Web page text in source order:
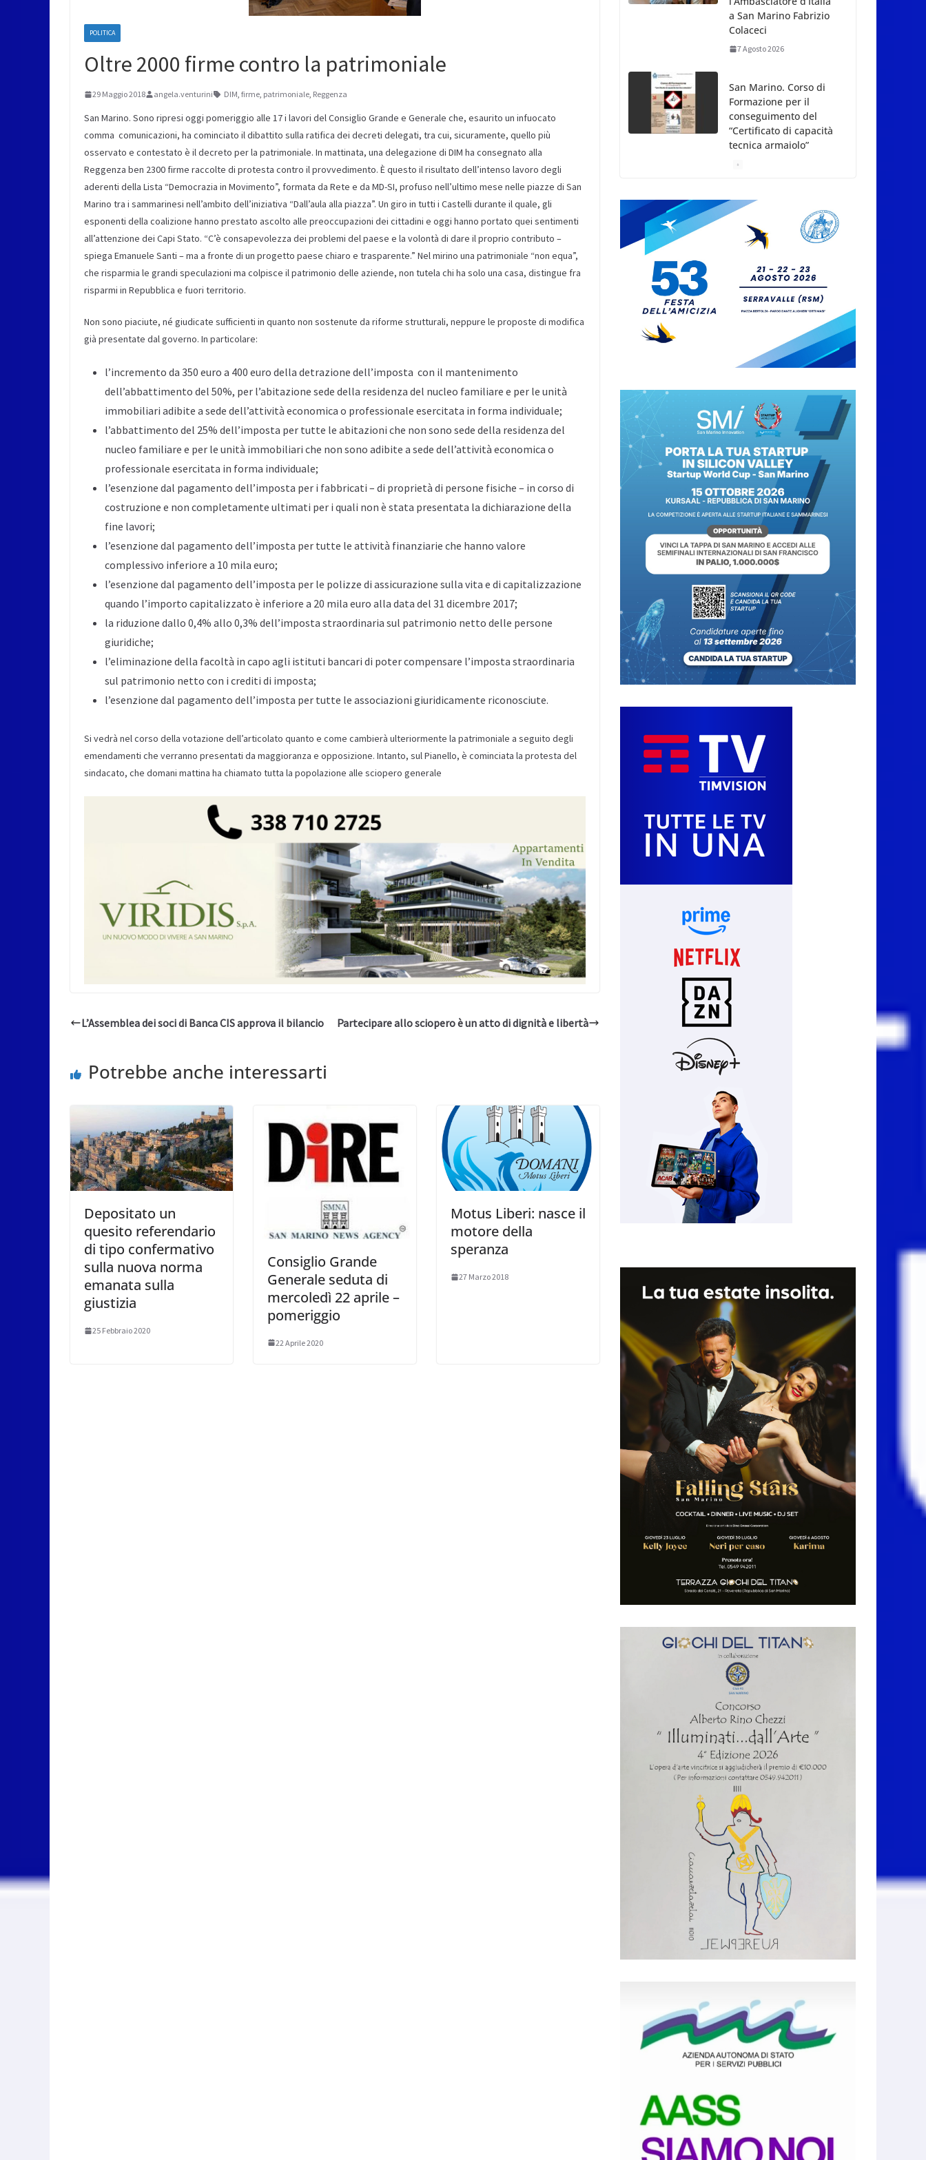
POLITICA
Oltre 2000 firme contro la patrimoniale
29 Maggio 2018 angela.venturini DIM, firme, patrimoniale, Reggenza
San Marino. Sono ripresi oggi pomeriggio alle 17 i lavori del Consiglio Grande e Generale che, esaurito un infuocato
comma comunicazioni, ha cominciato il dibattito sulla ratifica dei decreti delegati, tra cui, sicuramente, quello più
osservato e contestato è il decreto per la patrimoniale. In mattinata, una delegazione di DIM ha consegnato alla
Reggenza ben 2300 firme raccolte di protesta contro il provvedimento. È questo il risultato dell’intenso lavoro degli
aderenti della Lista “Democrazia in Movimento”, formata da Rete e da MD-SI, profuso nell’ultimo mese nelle piazze di San
Marino tra i sammarinesi nell’ambito dell’iniziativa “Dall’aula alla piazza”. Un giro in tutti i Castelli durante il quale, gli
esponenti della coalizione hanno prestato ascolto alle preoccupazioni dei cittadini e oggi hanno portato quei sentimenti
all’attenzione dei Capi Stato. “C’è consapevolezza dei problemi del paese e la volontà di dare il proprio contributo –
spiega Emanuele Santi – ma a fronte di un progetto paese chiaro e trasparente.” Nel mirino una patrimoniale “non equa”,
che risparmia le grandi speculazioni ma colpisce il patrimonio delle aziende, non tutela chi ha solo una casa, distingue fra
risparmi in Repubblica e fuori territorio.
Non sono piaciute, né giudicate sufficienti in quanto non sostenute da riforme strutturali, neppure le proposte di modifica
già presentate dal governo. In particolare:
l’incremento da 350 euro a 400 euro della detrazione dell’imposta con il mantenimento
dell’abbattimento del 50%, per l’abitazione sede della residenza del nucleo familiare e per le unità
immobiliari adibite a sede dell’attività economica o professionale esercitata in forma individuale;
l’abbattimento del 25% dell’imposta per tutte le abitazioni che non sono sede della residenza del
nucleo familiare e per le unità immobiliari che non sono adibite a sede dell’attività economica o
professionale esercitata in forma individuale;
l’esenzione dal pagamento dell’imposta per i fabbricati – di proprietà di persone fisiche – in corso di
costruzione e non completamente ultimati per i quali non è stata presentata la dichiarazione della
fine lavori;
l’esenzione dal pagamento dell’imposta per tutte le attività finanziarie che hanno valore
complessivo inferiore a 10 mila euro;
l’esenzione dal pagamento dell’imposta per le polizze di assicurazione sulla vita e di capitalizzazione
quando l’importo capitalizzato è inferiore a 20 mila euro alla data del 31 dicembre 2017;
la riduzione dallo 0,4% allo 0,3% dell’imposta straordinaria sul patrimonio netto delle persone
giuridiche;
l’eliminazione della facoltà in capo agli istituti bancari di poter compensare l’imposta straordinaria
sul patrimonio netto con i crediti di imposta;
l’esenzione dal pagamento dell’imposta per tutte le associazioni giuridicamente riconosciute.
Si vedrà nel corso della votazione dell’articolato quanto e come cambierà ulteriormente la patrimoniale a seguito degli
emendamenti che verranno presentati da maggioranza e opposizione. Intanto, sul Pianello, è cominciata la protesta del
sindacato, che domani mattina ha chiamato tutta la popolazione alle sciopero generale
L’Assemblea dei soci di Banca CIS approva il bilancio Partecipare allo sciopero è un atto di dignità e libertà
Potrebbe anche interessarti
Depositato un
quesito referendario
di tipo confermativo
sulla nuova norma
emanata sulla
giustizia
25 Febbraio 2020
Consiglio Grande
Generale seduta di
mercoledì 22 aprile –
pomeriggio
22 Aprile 2020
Motus Liberi: nasce il
motore della
speranza
27 Marzo 2018
a San Marino Fabrizio
Colaceci
7 Agosto 2026
San Marino. Corso di
Formazione per il
conseguimento del
“Certificato di capacità
tecnica armaiolo”
7 Agosto 2026
“Concerto a lume di
candela da Bach ai Led
Zeppelin” lunedì 10
agosto e martedì 8
gli Orti Borghesi, San
Marino Città
7 Agosto 2026
Weekend conclusivo
per”La Terrazza della
Ministro del Turismo
Mazzi, Iva Zanicchi,
l’Orchestra Fondazione
Pavarotti e tanti altri
7 Agosto 2026
San Marino Junior
Open, definite le
semifinale dei
singolari
7 Agosto 2026